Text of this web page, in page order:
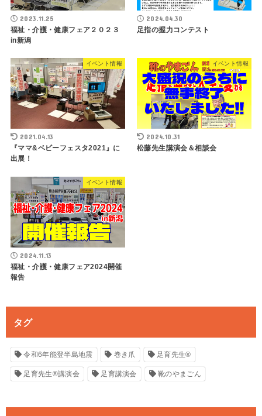
2023.11.25
福祉・介護・健康フェア２０２３
in新潟
2024.04.30
足指の握力コンテスト
イベント情報
2021.04.13
『ママ&ベビーフェスタ2021』に
出展！
イベント情報
2024.10.31
松藤先生講演会＆相談会
イベント情報
2024.11.13
福祉・介護・健康フェア2024開催
報告
タグ
令和6年能登半島地震 巻き爪 足育先生®
足育先生®講演会 足育講演会 靴のやまごん